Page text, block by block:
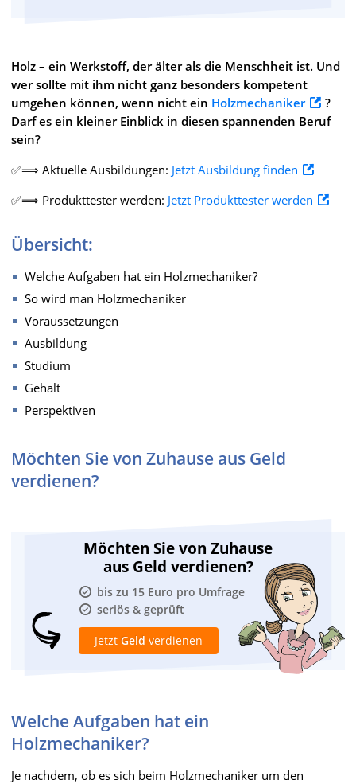
Holz – ein Werkstoff, der älter als die Menschheit ist. Und
wer sollte mit ihm nicht ganz besonders kompetent
umgehen können, wenn nicht ein Holzmechaniker
?
Darf es ein kleiner Einblick in diesen spannenden Beruf
sein?
✅⟹ Aktuelle Ausbildungen: Jetzt Ausbildung finden
✅⟹ Produkttester werden: Jetzt Produkttester werden
Übersicht:
Welche Aufgaben hat ein Holzmechaniker?
So wird man Holzmechaniker
Voraussetzungen
Ausbildung
Studium
Gehalt
Perspektiven
Möchten Sie von Zuhause aus Geld
verdienen?
Möchten Sie von Zuhause
aus Geld verdienen?
bis zu 15 Euro pro Umfrage
seriös & geprüft
Jetzt Geld verdienen
Welche Aufgaben hat ein
Holzmechaniker?
Je nachdem, ob es sich beim Holzmechaniker um den